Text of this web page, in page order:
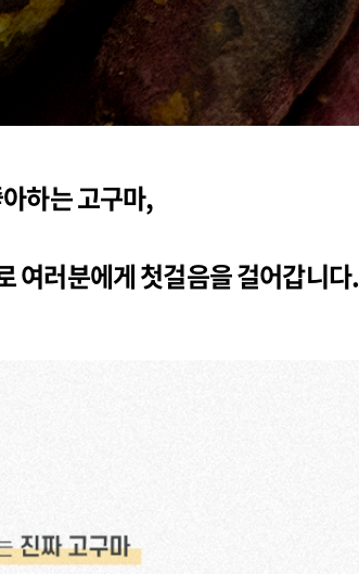
하는 고구마,
여러분에게 첫걸음을 걸어갑니다.